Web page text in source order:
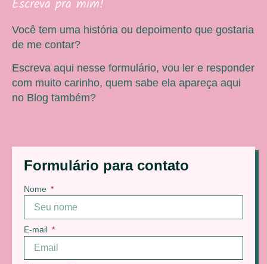
Formulário para contato
Nome
E-mail
Escreva pra mim!
Você tem uma história ou depoimento que gostaria
de me contar?
Escreva aqui nesse formulário, vou ler e responder
com muito carinho, quem sabe ela apareça aqui
no Blog também?